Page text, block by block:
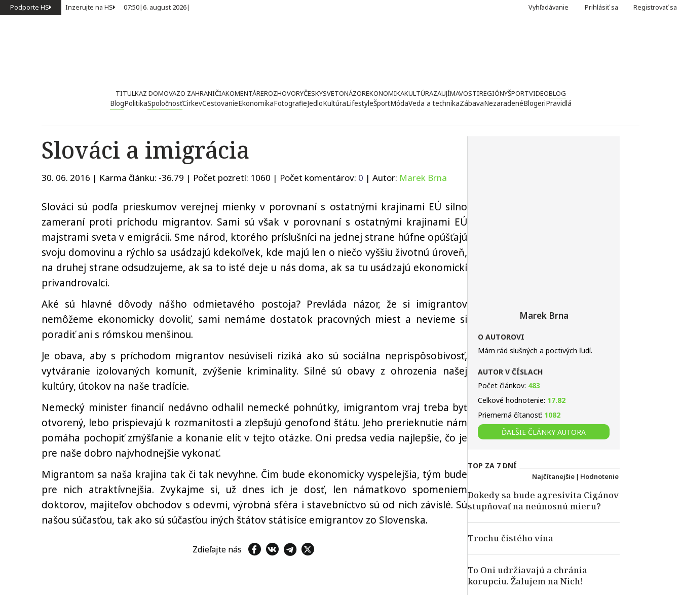
Podporte HS Inzerujte na HS 07:50|6. august 2026| Vyhľadávanie Prihlásiť sa Registrovať sa
TITULKAZ DOMOVAZO ZAHRANIČIAKOMENTÁREROZHOVORYČESKYSVETONÁZOREKONOMIKAKULTÚRAZAUJÍMAVOSTIREGIÓNYŠPORTVIDEOBLOG
BlogPolitikaSpoločnosťCirkevCestovanieEkonomikaFotografieJedloKultúraLifestyleŠportMódaVeda a technikaZábavaNezaradenéBlogeriPravidlá
Slováci a imigrácia
30. 06. 2016 | Karma článku: -36.79 | Počet pozretí: 1060 | Počet komentárov: 0 | Autor: Marek Brna
Slováci sú podľa prieskumov verejnej mienky v porovnaní s ostatnými krajinami EÚ silno
zameraní proti príchodu migrantov. Sami sú však v porovnaní s ostatnými krajinami EÚ
majstrami sveta v emigrácii. Sme národ, ktorého príslušníci na jednej strane húfne opúšťajú
svoju domovinu a rýchlo sa usádzajú kdekoľvek, kde majú len o niečo vyššiu životnú úroveň,
na druhej strane odsudzujeme, ak sa to isté deje u nás doma, ak sa tu usádzajú ekonomickí
privandrovalci.
Aké sú hlavné dôvody nášho odmietavého postoja? Prevláda názor, že si imigrantov
nemôžeme ekonomicky dovoliť, sami nemáme dostatok pracovných miest a nevieme si
poradiť ani s rómskou menšinou.
Je obava, aby s príchodom migrantov nesúviseli riziká ako sú sociálna neprispôsobivosť,
vytváranie izolovaných komunít, zvýšenie kriminality. Silné sú obavy z ohrozenia našej
kultúry, útokov na naše tradície.
Nemecký minister financií nedávno odhalil nemecké pohnútky, imigrantom vraj treba byť
otvorený, lebo prispievajú k rozmanitosti a zlepšujú genofond štátu. Jeho prerieknutie nám
pomáha pochopiť zmýšľanie a konanie elít v tejto otázke. Oni predsa vedia najlepšie, čo je
pre naše dobro najvhodnejšie vykonať.
Migrantom sa naša krajina tak či tak nevyhne. Čim bude ekonomicky vyspelejšia, tým bude
pre nich atraktívnejšia. Zvykajme si, už dnes ich je dosť, len námatkovo spomeniem
doktorov, majiteľov obchodov s odevmi, výrobná sféra i stavebníctvo sú od nich závislé. Sú
našou súčasťou, tak ako sú súčasťou iných štátov státisíce emigrantov zo Slovenska.
Zdieľajte nás
Marek Brna
O AUTOROVI
Mám rád slušných a poctivých ľudí.
AUTOR V ČÍSLACH
Počet článkov: 483
Celkové hodnotenie: 17.82
Priemerná čítanosť: 1082
ĎALŠIE ČLÁNKY AUTORA
TOP ZA 7 DNÍ
Najčítanejšie | Hodnotenie
Dokedy sa bude agresivita Cigánov
stupňovať na neúnosnú mieru?
Trochu čistého vína
To Oni udržiavajú a chránia
korupciu. Žalujem na Nich!